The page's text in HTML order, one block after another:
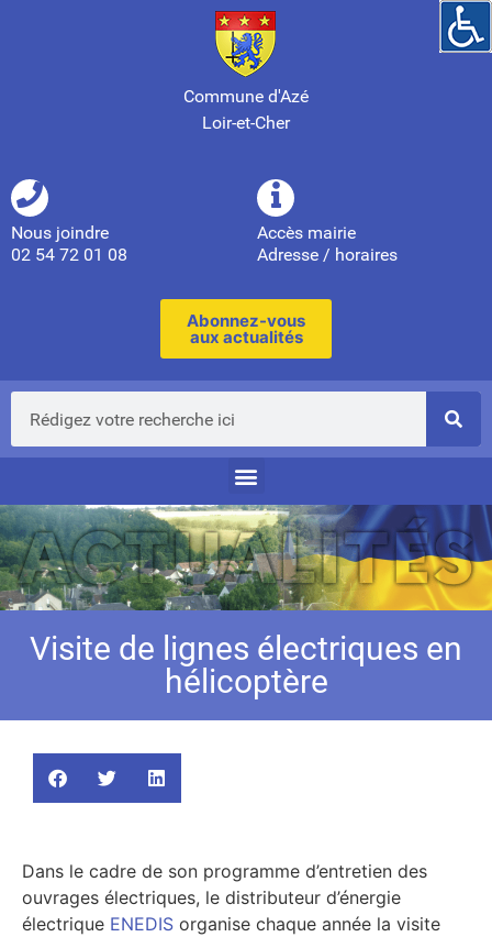
Commune d'Azé
Loir-et-Cher
Nous joindre
02 54 72 01 08
Accès mairie
Adresse / horaires
Abonnez-vous
aux actualités
Visite de lignes électriques en
hélicoptère
Dans le cadre de son programme d’entretien des
ouvrages électriques, le distributeur d’énergie
électrique ENEDIS organise chaque année la visite